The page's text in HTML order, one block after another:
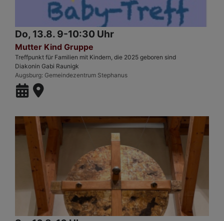
Do, 13.8. 9-10:30 Uhr
Mutter Kind Gruppe
Treffpunkt für Familien mit Kindern, die 2025 geboren sind
Diakonin Gabi Raunigk
Augsburg Gemeindezentrum Stephanus